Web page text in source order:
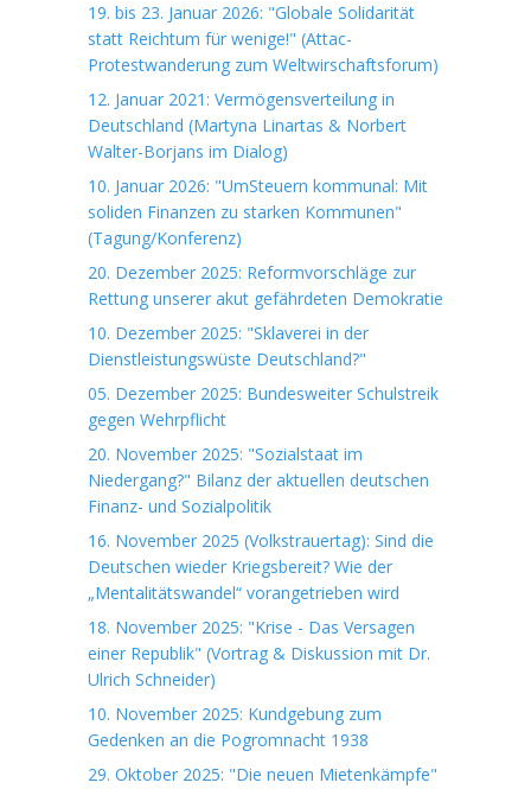
19. bis 23. Januar 2026: "Globale Solidarität
statt Reichtum für wenige!" (Attac-
Protestwanderung zum Weltwirschaftsforum)
12. Januar 2021: Vermögensverteilung in
Deutschland (Martyna Linartas & Norbert
Walter-Borjans im Dialog)
10. Januar 2026: "UmSteuern kommunal: Mit
soliden Finanzen zu starken Kommunen"
(Tagung/Konferenz)
20. Dezember 2025: Reformvorschläge zur
Rettung unserer akut gefährdeten Demokratie
10. Dezember 2025: "Sklaverei in der
Dienstleistungswüste Deutschland?"
05. Dezember 2025: Bundesweiter Schulstreik
gegen Wehrpflicht
20. November 2025: "Sozialstaat im
Niedergang?" Bilanz der aktuellen deutschen
Finanz- und Sozialpolitik
16. November 2025 (Volkstrauertag): Sind die
Deutschen wieder Kriegsbereit? Wie der
„Mentalitätswandel“ vorangetrieben wird
18. November 2025: "Krise - Das Versagen
einer Republik" (Vortrag & Diskussion mit Dr.
Ulrich Schneider)
10. November 2025: Kundgebung zum
Gedenken an die Pogromnacht 1938
29. Oktober 2025: "Die neuen Mietenkämpfe"